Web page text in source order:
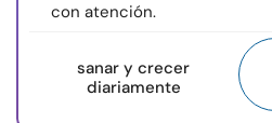
con atención.
sanar y crecer
diariamente